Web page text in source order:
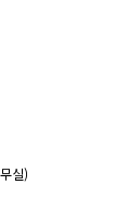
실)